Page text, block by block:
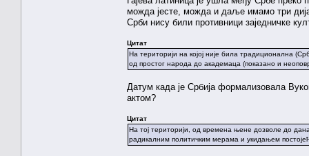
можда јесте, можда и даље имамо три
Срби нису били противници заједничке
Цитат
На територији на којој није била традиционална
од простог народа до академаца (показано и
Датум када је Србија формализовала
актом?
Цитат
На тој територији, од времена њене дозволе до
радикалним политичким мерама и укидањем